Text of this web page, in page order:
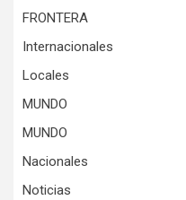
FRONTERA
Internacionales
Locales
MUNDO
MUNDO
Nacionales
Noticias